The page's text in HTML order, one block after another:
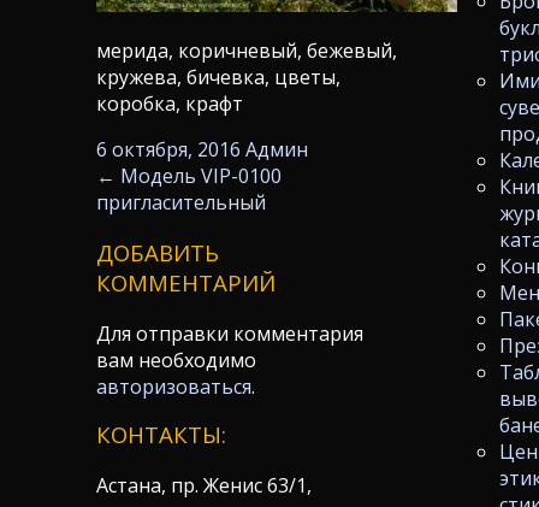
мерида, коричневый, бежевый,
кружева, бичевка, цветы,
коробка, крафт
6 октября, 2016 Админ
← Модель VIP-0100
пригласительный
ДОБАВИТЬ
КОММЕНТАРИЙ
Для отправки комментария
вам необходимо
авторизоваться.
КОНТАКТЫ:
Астана, пр. Женис 63/1,